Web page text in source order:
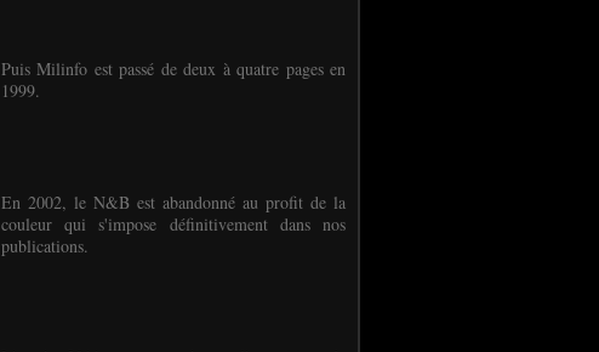
Puis Milinfo est passé de deux à quatre pages en
1999.
En 2002, le N&B est abandonné au profit de la
couleur qui s'impose définitivement dans nos
publications.